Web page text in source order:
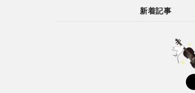
新着記事